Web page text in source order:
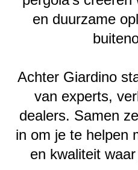
en duurzame
Achter Giardino
van experts,
dealers. Samen
in om je te helpen
en kwaliteit